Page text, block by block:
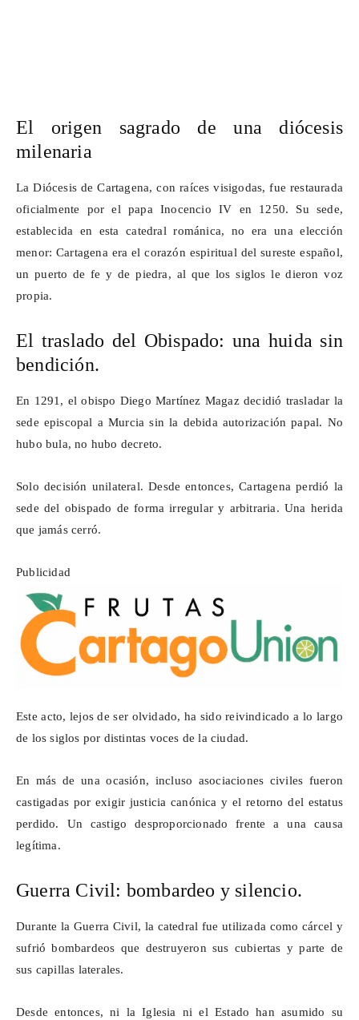
El origen sagrado de una diócesis
milenaria
La Diócesis de Cartagena, con raíces visigodas, fue restaurada
oficialmente por el papa Inocencio IV en 1250. Su sede,
establecida en esta catedral románica, no era una elección
menor: Cartagena era el corazón espiritual del sureste español,
un puerto de fe y de piedra, al que los siglos le dieron voz
propia.
El traslado del Obispado: una huida sin
bendición.
En 1291, el obispo Diego Martínez Magazdecidió trasladar la
sede episcopal a Murcia sin la debida autorización papal. No
hubo bula, no hubo decreto.
Solo decisión unilateral. Desde entonces, Cartagena perdió la
sede del obispado de forma irregular y arbitraria. Una herida
que jamás cerró.
Publicidad
Este acto, lejos de ser olvidado, ha sido reivindicado a lo largo
de los siglos por distintas voces de la ciudad.
En más de una ocasión, incluso asociaciones civiles fueron
castigadas por exigir justicia canónica y el retorno del estatus
perdido. Un castigo desproporcionado frente a una causa
legítima.
Guerra Civil: bombardeo y silencio.
Durante la Guerra Civil, la catedral fue utilizada como cárcel y
sufrió bombardeos que destruyeron sus cubiertas y parte de
sus capillas laterales.
Desde entonces, ni la Iglesia ni el Estado han asumido su